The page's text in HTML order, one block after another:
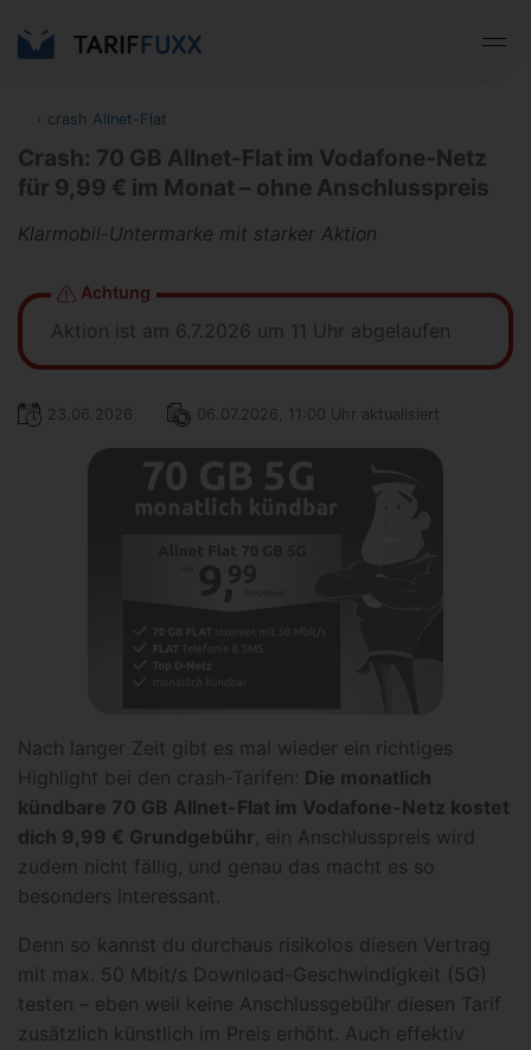
‹ crash Allnet-Flat
Crash: 70 GB Allnet-Flat im Vodafone-Netz
für 9,99 € im Monat – ohne Anschlusspreis
Klarmobil-Untermarke mit starker Aktion
Achtung
Aktion ist am 6.7.2026 um 11 Uhr abgelaufen
23.06.2026 06.07.2026, 11:00 Uhr aktualisiert
Nach langer Zeit gibt es mal wieder ein richtiges
Highlight bei den crash-Tarifen: Die monatlich
kündbare 70 GB Allnet-Flat im Vodafone-Netz kostet
dich 9,99 € Grundgebühr, ein Anschlusspreis wird
zudem nicht fällig, und genau das macht es so
besonders interessant.
Denn so kannst du durchaus risikolos diesen Vertrag
mit max. 50 Mbit/s Download-Geschwindigkeit (5G)
testen – eben weil keine Anschlussgebühr diesen Tarif
zusätzlich künstlich im Preis erhöht. Auch effektiv